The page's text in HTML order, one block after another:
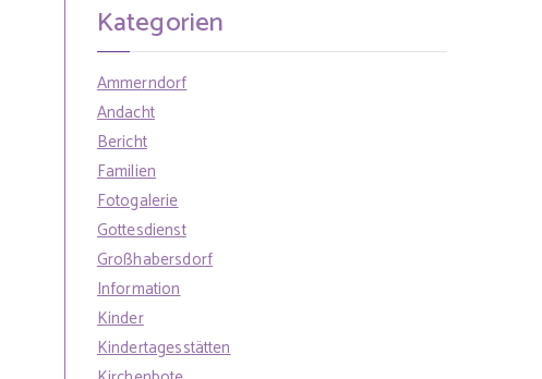
Kategorien
Ammerndorf
Andacht
Bericht
Familien
Fotogalerie
Gottesdienst
Großhabersdorf
Information
Kinder
Kindertagesstätten